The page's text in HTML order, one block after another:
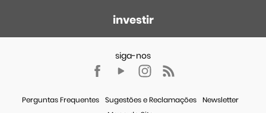
investir
Perguntas Frequentes Sugestões e Reclamações
Newsletter